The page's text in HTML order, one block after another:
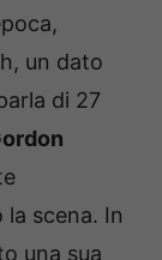
un dato
di 27
scena. In
una sua